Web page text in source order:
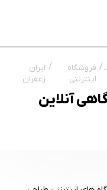
فروشگاه
اینترنتی
ایران
زعفران
آنلاین